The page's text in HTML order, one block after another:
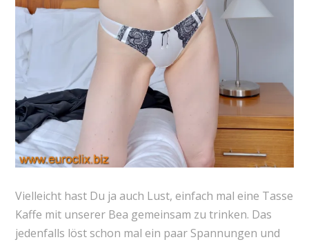
Vielleicht hast Du ja auch Lust, einfach mal eine Tasse
Kaffe mit unserer Bea gemeinsam zu trinken. Das
jedenfalls löst schon mal ein paar Spannungen und